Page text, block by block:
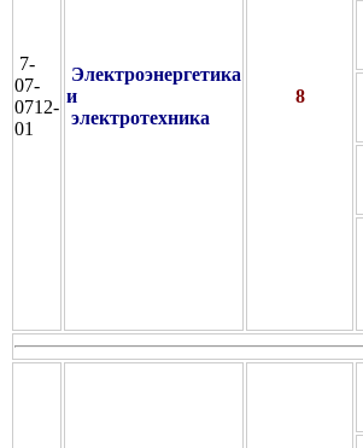
7-
07-
0712-
01
Электроэнергетика
и
электротехника
8